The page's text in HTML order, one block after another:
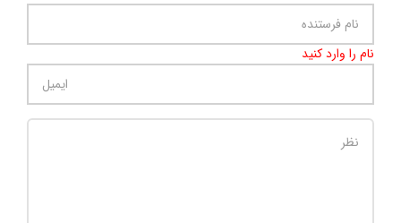
نام را وارد کنید